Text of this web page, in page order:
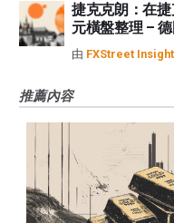
捷克克朗：在
元橫盤整理 –
由 FXStreet
推薦內容